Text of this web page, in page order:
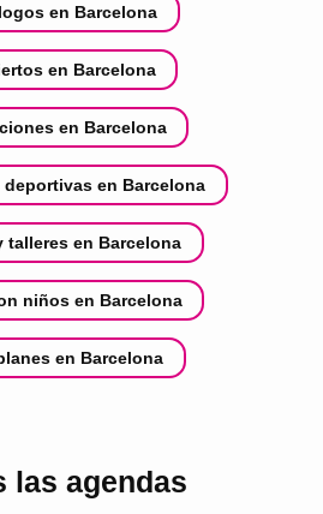
en Barcelona
en Barcelona
en Barcelona
en Barcelona
talleres en Barcelona
niños en Barcelona
en Barcelona
las agendas